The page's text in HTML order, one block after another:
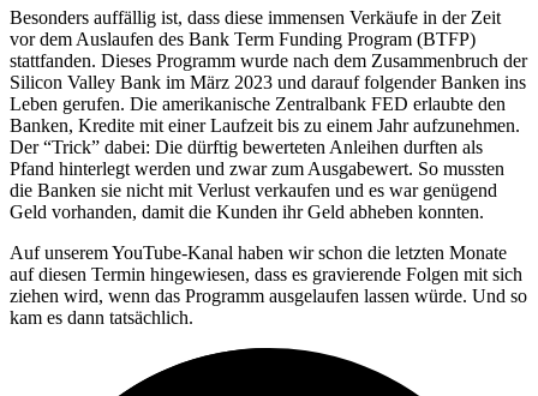
Besonders auffällig ist, dass diese immensen Verkäufe in der Zeit
vor dem Auslaufen des Bank Term Funding Program (BTFP)
stattfanden. Dieses Programm wurde nach dem Zusammenbruch der
Silicon Valley Bank im März 2023 und darauf folgender Banken ins
Leben gerufen. Die amerikanische Zentralbank FED erlaubte den
Banken, Kredite mit einer Laufzeit bis zu einem Jahr aufzunehmen.
Der “Trick” dabei: Die dürftig bewerteten Anleihen durften als
Pfand hinterlegt werden und zwar zum Ausgabewert. So mussten
die Banken sie nicht mit Verlust verkaufen und es war genügend
Geld vorhanden, damit die Kunden ihr Geld abheben konnten.
Auf unserem YouTube-Kanal haben wir schon die letzten Monate
auf diesen Termin hingewiesen, dass es gravierende Folgen mit sich
ziehen wird, wenn das Programm ausgelaufen lassen würde. Und so
kam es dann tatsächlich.